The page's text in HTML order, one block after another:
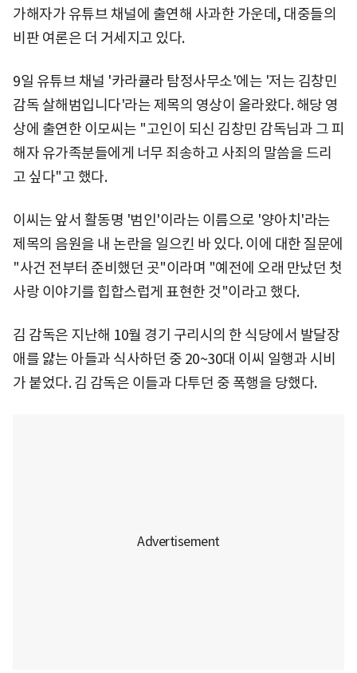
가해자가 유튜브 채널에 출연해 사과한 가운데, 대중들의
비판 여론은 더 거세지고 있다.
9일 유튜브 채널 '카라큘라 탐정사무소'에는 '저는 김창민
감독 살해범입니다'라는 제목의 영상이 올라왔다. 해당 영
상에 출연한 이모씨는 "고인이 되신 김창민 감독님과 그 피
해자 유가족분들에게 너무 죄송하고 사죄의 말씀을 드리
고 싶다"고 했다.
이씨는 앞서 활동명 '범인'이라는 이름으로 '양아치'라는
제목의 음원을 내 논란을 일으킨 바 있다. 이에 대한 질문에
"사건 전부터 준비했던 곳"이라며 "예전에 오래 만났던 첫
사랑 이야기를 힙합스럽게 표현한 것"이라고 했다.
김 감독은 지난해 10월 경기 구리시의 한 식당에서 발달장
애를 앓는 아들과 식사하던 중 20~30대 이씨 일행과 시비
가 붙었다. 김 감독은 이들과 다투던 중 폭행을 당했다.